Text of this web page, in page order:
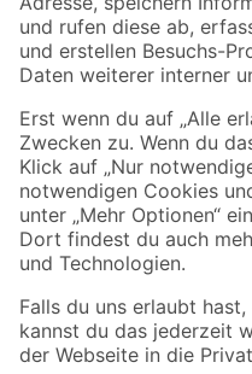
Jetzt die toom-App
Alle Preisangaben in EUR inkl. gesetzl.
Umständen nicht in allen Märkten
Produkte nur solange der Vorrat reicht.
*Paketversand ab 59 €
fallen zusätzliche Versandkosten an.